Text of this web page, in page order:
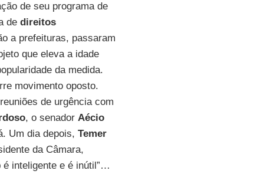
de seu programa de
de direitos
a prefeituras, passaram
que eleva a idade
da medida.
movimento oposto.
de urgência com
, o senador Aécio
Um dia depois, Temer
da Câmara,
é inteligente e é inútil”…